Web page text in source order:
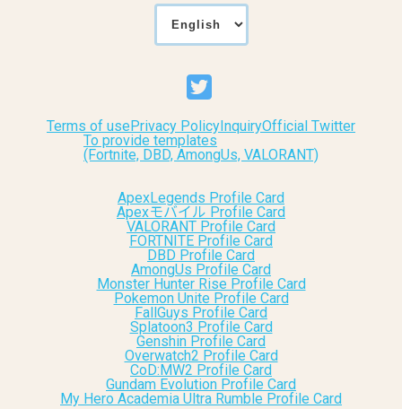
Terms of usePrivacy Policy InquiryOfficial Twitter
To provide templates
(Fortnite, DBD, AmongUs, VALORANT)
ApexLegends Profile Card
Apexモバイル Profile Card
VALORANT Profile Card
FORTNITE Profile Card
DBD Profile Card
AmongUs Profile Card
Monster Hunter Rise Profile Card
Pokemon Unite Profile Card
FallGuys Profile Card
Splatoon3 Profile Card
Genshin Profile Card
Overwatch2 Profile Card
CoD:MW2 Profile Card
Gundam Evolution Profile Card
My Hero Academia Ultra Rumble Profile Card